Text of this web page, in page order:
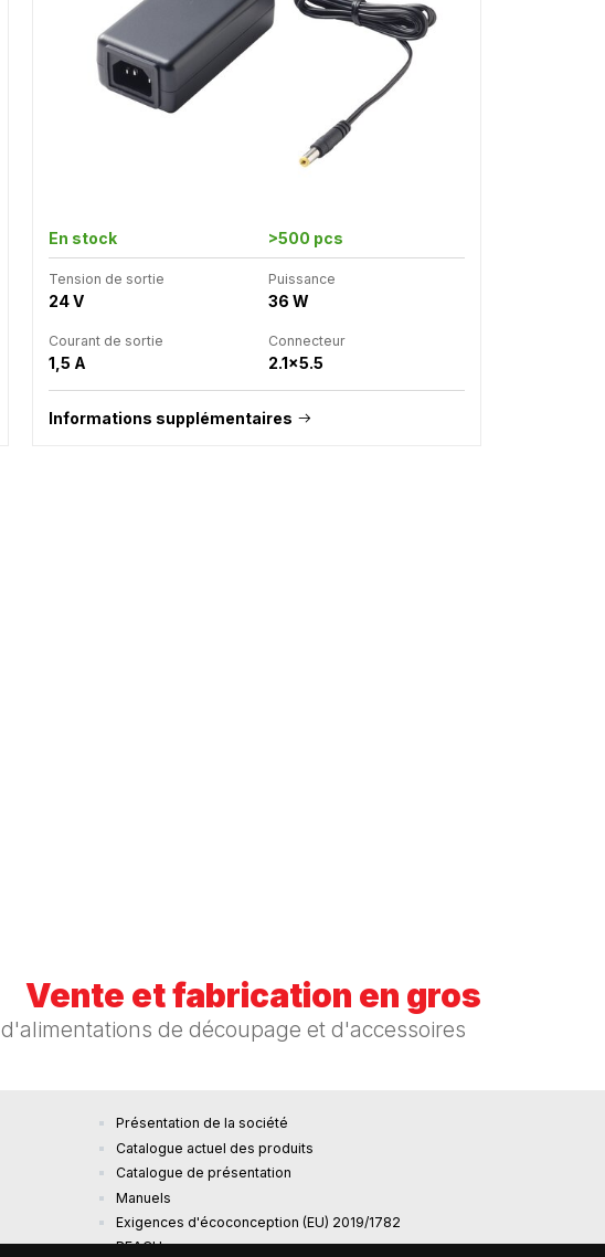
En stock >500 pcs
Tension de sortie
24 V
Puissance
36 W
Courant de sortie
1,5 A
Connecteur
2.1x5.5
Informations supplémentaires
Vente et fabrication en gros
d'alimentations de découpage et d'accessoires
Présentation de la société
Catalogue actuel des produits
Catalogue de présentation
Manuels
Exigences d'écoconception (EU) 2019/1782
REACH